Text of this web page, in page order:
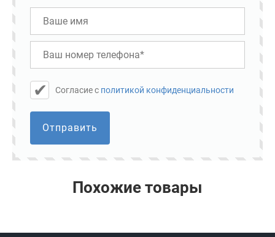
Cогласие с политикой конфиденциальности
Отправить
Похожие товары